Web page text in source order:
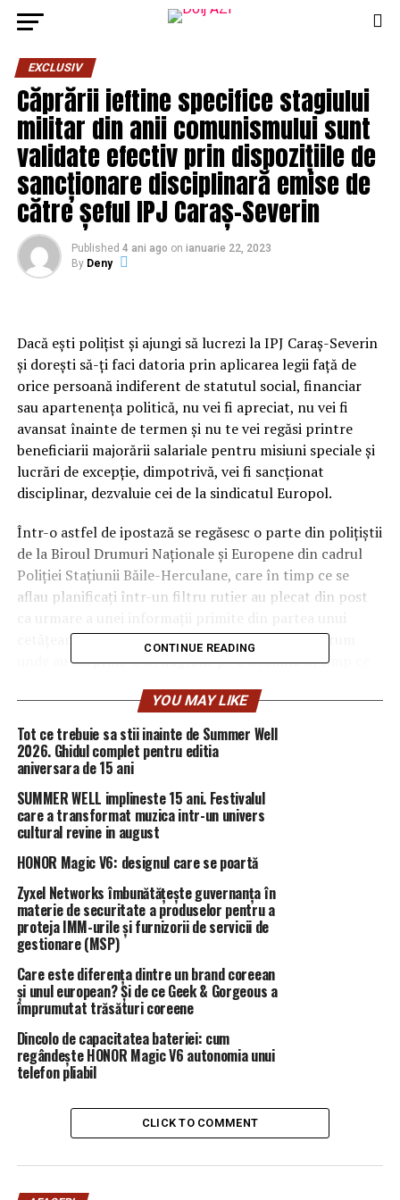
EXCLUSIV
Căprării ieftine specifice stagiului
militar din anii comunismului sunt
validate efectiv prin dispozițiile de
sancționare disciplinară emise de
către șeful IPJ Caraș-Severin
Published 4 ani ago on ianuarie 22, 2023
By Deny
Dacă ești polițist și ajungi să lucrezi la IPJ Caraș-Severin
și dorești să-ți faci datoria prin aplicarea legii față de
orice persoană indiferent de statutul social, financiar
sau apartenența politică, nu vei fi apreciat, nu vei fi
avansat înainte de termen și nu te vei regăsi printre
beneficiarii majorării salariale pentru misiuni speciale și
lucrări de excepție, dimpotrivă, vei fi sancționat
disciplinar, dezvaluie cei de la sindicatul Europol.
Într-o astfel de ipostază se regăsesc o parte din polițiștii
de la Biroul Drumuri Naționale și Europene din cadrul
Poliției Stațiunii Băile-Herculane, care în timp ce se
aflau planificați într-un filtru rutier au plecat din post
cetățean și s-au deplasat pe un alt segment de drum
unde au surprins-o în flagrant pe o doamnă în timp ce
remorcă ce avea masa maximă autorizată de 1300 kg,
ambele neînmatriculate. Până aici nimic anormal, doar
că „duamna” cu pricina era soția unui șef de ocol silvic,
apropiat al șefilor din poliție/politică prin prisma
disponibilității pe care o are pentru găzduirea unor
petreceri, departe de ochii lumii, în cabana sa de pe
munte.
Imediat după constatarea celor 3 infracțiuni flagrante
au fost amenințați de către adjunctul șefului IPJ Caraș-
Severin, comisar șef de poliție Coman Aurel, cunoscut de
către majoritatea subordonaților drept „lupul moralist”
care îi mustră cu patimă când aplică amenzi pentru
transport ilegal de material lemnos sau pentru
transporturi rutiere efectuate cu încălcarea legii. Iar
pentru că polițiștii nu s-au lăsat intimidați, echipa
managerială a IPJ Caraș-Severin a identificat cea mai
eficientă soluție pentru eliminarea polițiștilor incomozi
din calea diferiților transportatori, respectiv mutarea
sediului BDNE de la Poliția Stațiunii Băile-Herculane, la
sediul Poliției Municipiului Caransebeș.
Doar că, văzând că unii dintre polițiști nu cedează
presiunilor și hărțuirii la care i-au expus, au recurs la
CONTINUE READING
YOU MAY LIKE
Tot ce trebuie sa stii inainte de Summer Well
2026. Ghidul complet pentru editia
aniversara de 15 ani
SUMMER WELL implineste 15 ani. Festivalul
care a transformat muzica intr-un univers
cultural revine in august
HONOR Magic V6: designul care se poartă
Zyxel Networks îmbunătățește guvernanța în
materie de securitate a produselor pentru a
proteja IMM-urile și furnizorii de servicii de
gestionare (MSP)
Care este diferența dintre un brand coreean
și unul european? Și de ce Geek & Gorgeous a
împrumutat trăsături coreene
Dincolo de capacitatea bateriei: cum
regândește HONOR Magic V6 autonomia unui
telefon pliabil
CLICK TO COMMENT